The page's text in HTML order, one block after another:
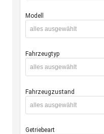
Modell
alles ausgewählt
Fahrzeugtyp
alles ausgewählt
Fahrzeugzustand
alles ausgewählt
Getriebeart